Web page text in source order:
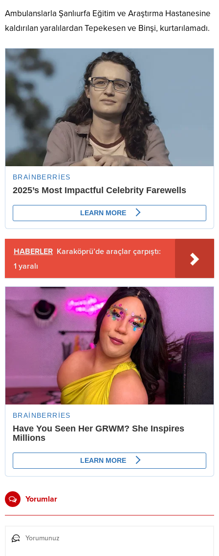
Ambulanslarla Şanlıurfa Eğitim ve Araştırma Hastanesine
kaldırılan yaralılardan Tepekesen ve Binşi, kurtarılamadı.
HABERLER Karaköprü’de araçlar çarpıştı:
1 yaralı
Yorumlar